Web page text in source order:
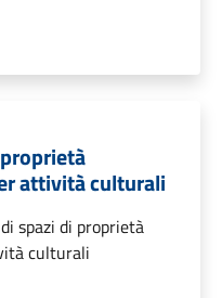
attività culturali
spazi di proprietà
culturali